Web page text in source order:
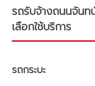
รถรับจ้างถนนจันท
เลือกใช้บริการ
รถกระบะ